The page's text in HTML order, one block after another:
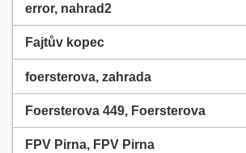
error, nahrad2
Fajtův kopec
foersterova, zahrada
Foersterova 449, Foersterova
FPV Pirna, FPV Pirna